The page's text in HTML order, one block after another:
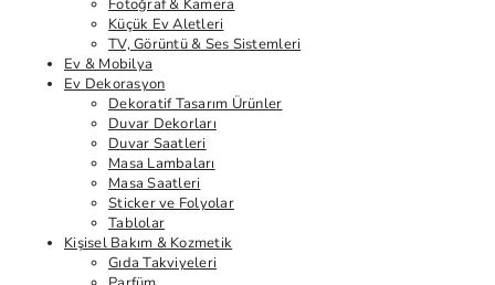
Fotoğraf & Kamera
Küçük Ev Aletleri
TV, Görüntü & Ses Sistemleri
Ev & Mobilya
Ev Dekorasyon
Dekoratif Tasarım Ürünler
Duvar Dekorları
Duvar Saatleri
Masa Lambaları
Masa Saatleri
Sticker ve Folyolar
Tablolar
Kişisel Bakım & Kozmetik
Gıda Takviyeleri